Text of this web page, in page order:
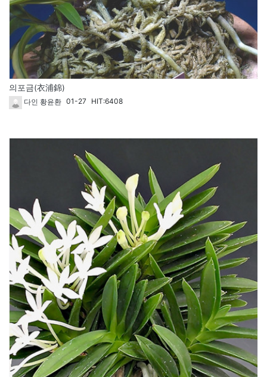
의포금(衣浦錦)
다인 황윤환 01-27 HIT:6408